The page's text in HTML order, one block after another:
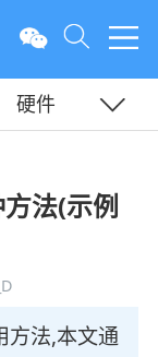
硬件
法(示例
方法,本文通